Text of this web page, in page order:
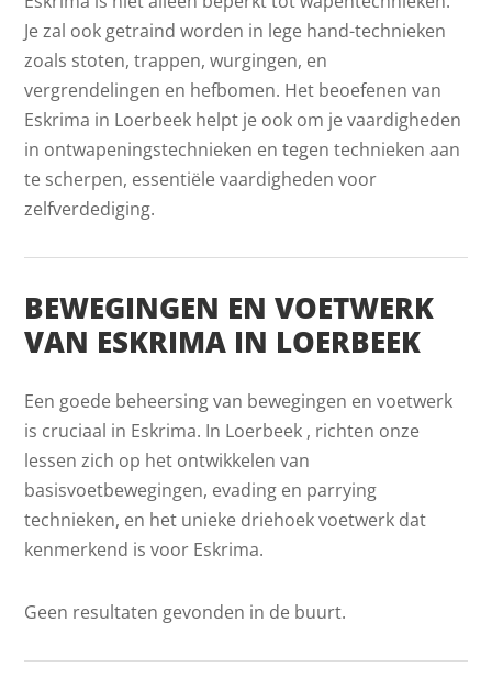
Je zal ook getraind worden in lege hand-technieken
zoals stoten, trappen, wurgingen, en
vergrendelingen en hefbomen. Het beoefenen van
Eskrima in Loerbeek helpt je ook om je vaardigheden
in ontwapeningstechnieken en tegen technieken aan
te scherpen, essentiële vaardigheden voor
zelfverdediging.
BEWEGINGEN EN VOETWERK
VAN ESKRIMA IN LOERBEEK
Een goede beheersing van bewegingen en voetwerk
is cruciaal in Eskrima. In Loerbeek , richten onze
lessen zich op het ontwikkelen van
basisvoetbewegingen, evading en parrying
technieken, en het unieke driehoek voetwerk dat
kenmerkend is voor Eskrima.
Geen resultaten gevonden in de buurt.